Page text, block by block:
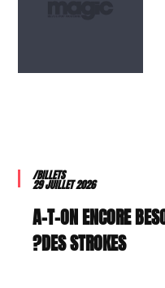
/BILLETS
29 JUILLET 2026
A-T-ON ENCORE
DES STROKES?